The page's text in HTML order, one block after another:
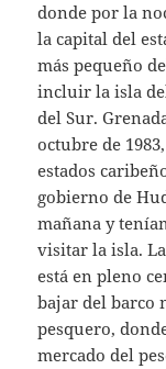
donde por la
la capital del
más pequeño
incluir la isla
del Sur.
octubre de
estados
gobierno de
mañana y
visitar la isla.
está en pleno
bajar del barco
pesquero,
mercado del